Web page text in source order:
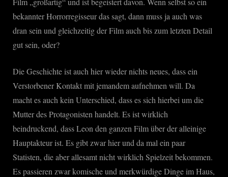
bekannter Horrorregisseur das sagt, dann muss ja auch was
dran sein und gleichzeitig der Film auch bis zum letzten Detail
gut sein, oder?
Die Geschichte ist auch hier wieder nichts neues, dass ein
Verstorbener Kontakt mit jemandem aufnehmen will. Da
macht es auch kein Unterschied, dass es sich hierbei um die
Mutter des Protagonisten handelt. Es ist wirklich
beindruckend, dass Leon den ganzen Film über der alleinige
Hauptakteur ist. Es gibt zwar hier und da mal ein paar
Statisten, die aber allesamt nicht wirklich Spielzeit bekommen.
Es passieren zwar komische und merkwürdige Dinge im Haus,